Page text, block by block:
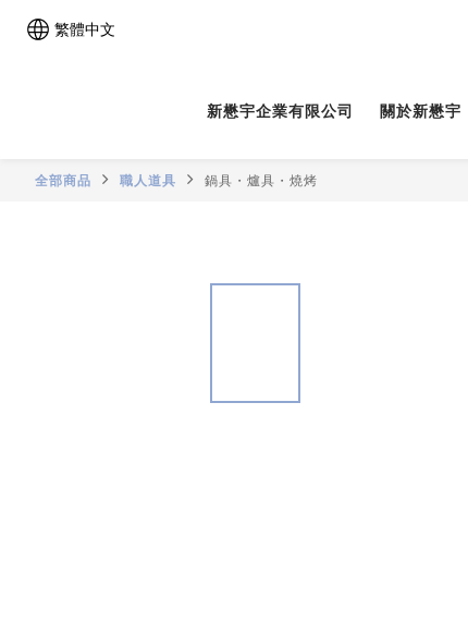
繁體中文
新懋宇企業有限公司 關於新懋宇
全部商品 職人道具 鍋具・爐具・燒烤